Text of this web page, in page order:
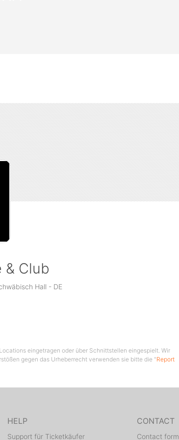
& Club
Hall - DE
eingetragen oder über Schnittstellen eingespielt. Wir
gegen das Urheberrecht verwenden sie bitte die "Report
HELP
Support für Ticketkäufer
CONTACT
Contact form